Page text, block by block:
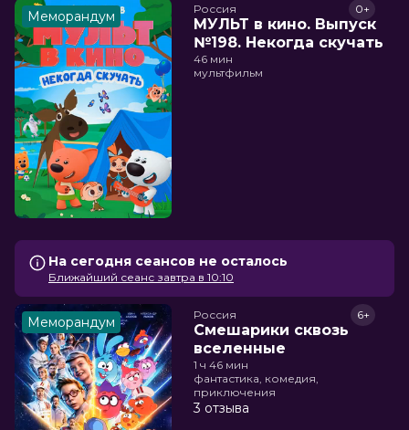
Меморандум Россия
МУЛЬТ в кино. Выпуск
№198. Некогда скучать
0+
46 мин
мультфильм
На сегодня сеансов не осталось
Ближайший сеанс завтра в 10:10
Меморандум Россия
Смешарики сквозь
вселенные
6+
1 ч 46 мин
фантастика, комедия,
приключения
3 отзыва